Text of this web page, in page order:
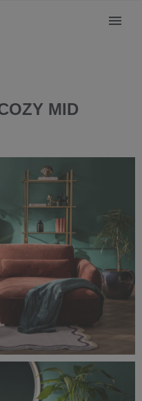
MID